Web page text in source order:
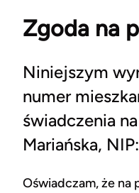
Zgoda na
Niniejszym
numer
świadczenia
Mariańska,
Oświadczam, że na